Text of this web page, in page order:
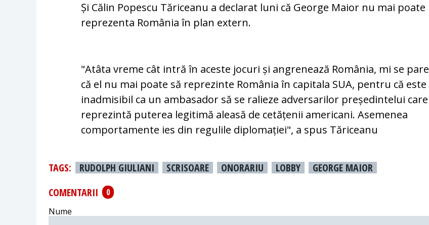
Și Călin Popescu Tăriceanu a declarat luni că George Maior nu mai poate
reprezenta România în plan extern.
"Atâta vreme cât intră în aceste jocuri și angrenează România, mi se pare
că el nu mai poate să reprezinte România în capitala SUA, pentru că este
inadmisibil ca un ambasador să se ralieze adversarilor președintelui care
reprezintă puterea legitimă aleasă de cetățenii americani. Asemenea
comportamente ies din regulile diplomației", a spus Tăriceanu
TAGS: RUDOLPH GIULIANI SCRISOARE ONORARIU LOBBY
GEORGE MAIOR
COMENTARII
0
Nume